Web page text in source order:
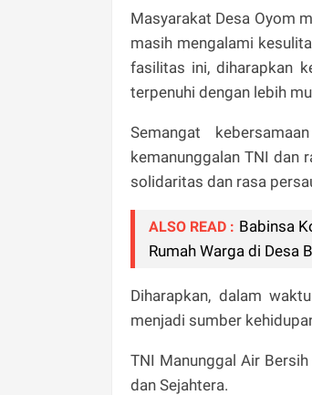
Masyarakat Desa Oyom
masih mengalami
fasilitas ini, diharapkan
terpenuhi dengan lebih
Semangat
kemanunggalan TNI dan
solidaritas dan rasa
ALSO READ : Babinsa
Rumah Warga di Desa
Diharapkan, dalam
menjadi sumber
TNI Manunggal Air
dan Sejahtera.